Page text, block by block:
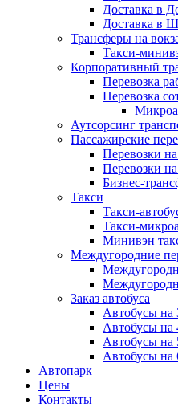
Доставка в
Доставка в
Трансферы на
Такси-
Корпоративный
Перевозка
Перевозка
Аутсорсинг
Пассажирские
Перевозки
Перевозки
Бизнес-
Такси
Такси-
Такси-
Минивэн
Междугородние
Заказ автобуса
Автобусы на
Автобусы на
Автобусы на
Автобусы на
Автопарк
Цены
Контакты